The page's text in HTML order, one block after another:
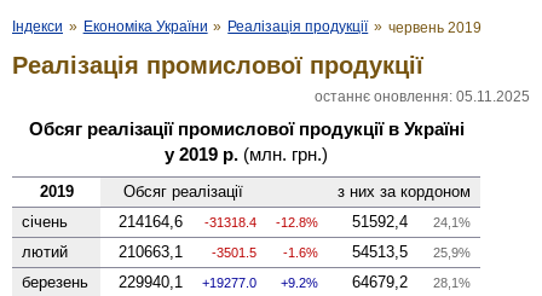
Індекси » Економіка України » Реалізація продукції » червень 2019
Реалізація промислової продукції
останнє оновлення: 05.11.2025
Обсяг реалізації промислової продукції в Україні
у 2019 р. (млн. грн.)
2019 Обсяг реалізації
з них за кордоном
січень
214164,6 -31318.4 -12.8% 51592,4 24,1%
лютий 210663,1 -3501.5 -1.6% 54513,5 25,9%
березень 229940,1 19277.0 9.2% 64679,2 28,1%